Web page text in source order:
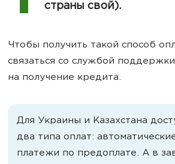
страны свой).
Чтобы получить такой способ
связаться со службой
на получение кредита.
Для Украины и Казахстана
два типа оплат:
платежи по предоплате. А в